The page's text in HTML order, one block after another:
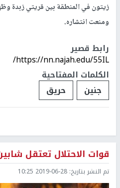
زيتون في المنطقة بين قريتي زبدة
ومنعت انتشاره.
رابط قصير
https://nn.najah.edu/55IL/
الكلمات المفتاحية
جنين
حريق
قوات الاحتلال تعتقل
تم النشر بتاريخ: 2019-06-28 10:25